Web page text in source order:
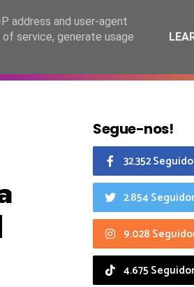
ESPECIAIS
Segue-nos!
32.352
2.854
9.028
4.675
address and user-agent
service, generate usage